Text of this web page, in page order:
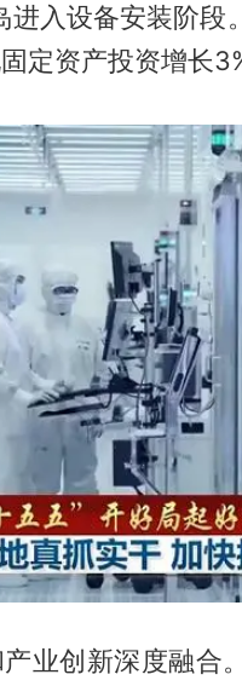
进入设备安装阶
定资产投资增长
业创新深度融合